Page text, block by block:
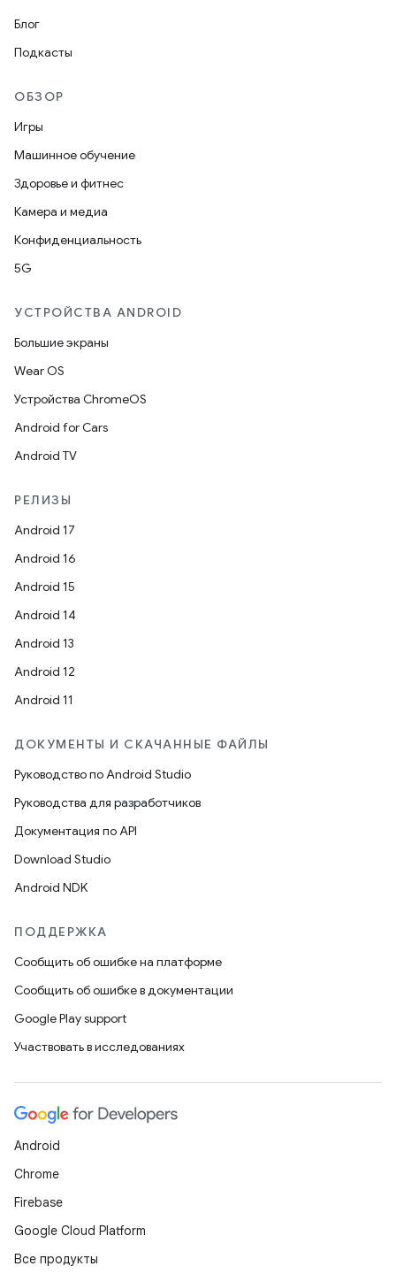
Блог
Подкасты
ОБЗОР
Игры
Машинное обучение
Здоровье и фитнес
Камера и медиа
Конфиденциальность
5G
УСТРОЙСТВА ANDROID
Большие экраны
Wear OS
Устройства ChromeOS
Android for Cars
Android TV
РЕЛИЗЫ
Android 17
Android 16
Android 15
Android 14
Android 13
Android 12
Android 11
ДОКУМЕНТЫ И СКАЧАННЫЕ ФАЙЛЫ
Руководство по Android Studio
Руководства для разработчиков
Документация по API
Download Studio
Android NDK
ПОДДЕРЖКА
Сообщить об ошибке на платформе
Сообщить об ошибке в документации
Google Play support
Участвовать в исследованиях
Android
Chrome
Firebase
Google Cloud Platform
Все продукты